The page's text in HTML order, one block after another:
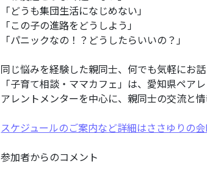
「どうも集団生活になじめない」
「この子の進路をどうしよう」
「パニックなの！？どうしたらいいの？」
同じ悩みを経験した親同士、何でも気軽にお
「子育て相談・ママカフェ」は、愛知県ペア
アレントメンターを中心に、親同士の交流と
スケジュールのご案内など詳細はささゆりの会
参加者からのコメント